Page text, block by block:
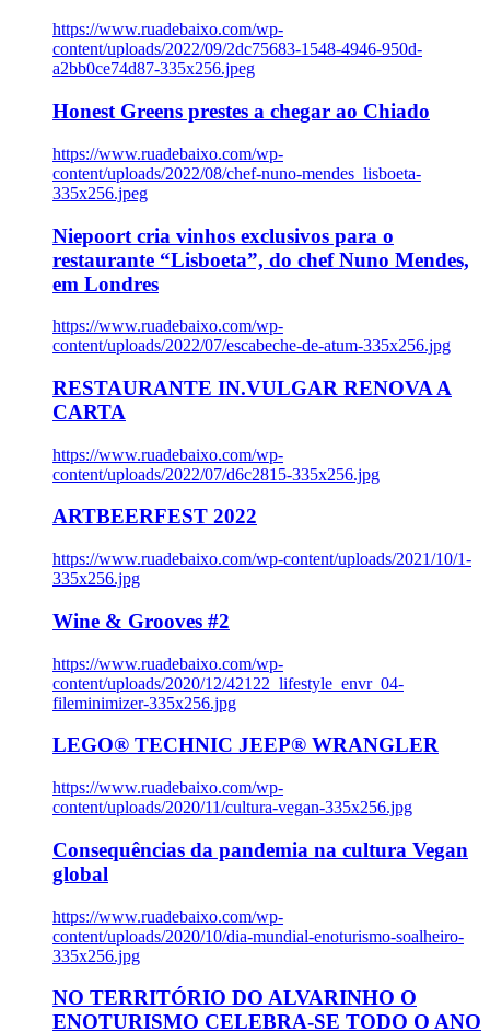
https://www.ruadebaixo.com/wp-
content/uploads/2022/09/2dc75683-1548-4946-950d-
a2bb0ce74d87-335x256.jpeg
Honest Greens prestes a chegar ao Chiado
https://www.ruadebaixo.com/wp-
content/uploads/2022/08/chef-nuno-mendes_lisboeta-
335x256.jpeg
Niepoort cria vinhos exclusivos para o
restaurante “Lisboeta”, do chef Nuno Mendes,
em Londres
https://www.ruadebaixo.com/wp-
content/uploads/2022/07/escabeche-de-atum-335x256.jpg
RESTAURANTE IN.VULGAR RENOVA A
CARTA
https://www.ruadebaixo.com/wp-
content/uploads/2022/07/d6c2815-335x256.jpg
ARTBEERFEST 2022
https://www.ruadebaixo.com/wp-content/uploads/2021/10/1-
335x256.jpg
Wine & Grooves #2
https://www.ruadebaixo.com/wp-
content/uploads/2020/12/42122_lifestyle_envr_04-
fileminimizer-335x256.jpg
LEGO® TECHNIC JEEP® WRANGLER
https://www.ruadebaixo.com/wp-
content/uploads/2020/11/cultura-vegan-335x256.jpg
Consequências da pandemia na cultura Vegan
global
https://www.ruadebaixo.com/wp-
content/uploads/2020/10/dia-mundial-enoturismo-soalheiro-
335x256.jpg
NO TERRITÓRIO DO ALVARINHO O
ENOTURISMO CELEBRA-SE TODO O ANO